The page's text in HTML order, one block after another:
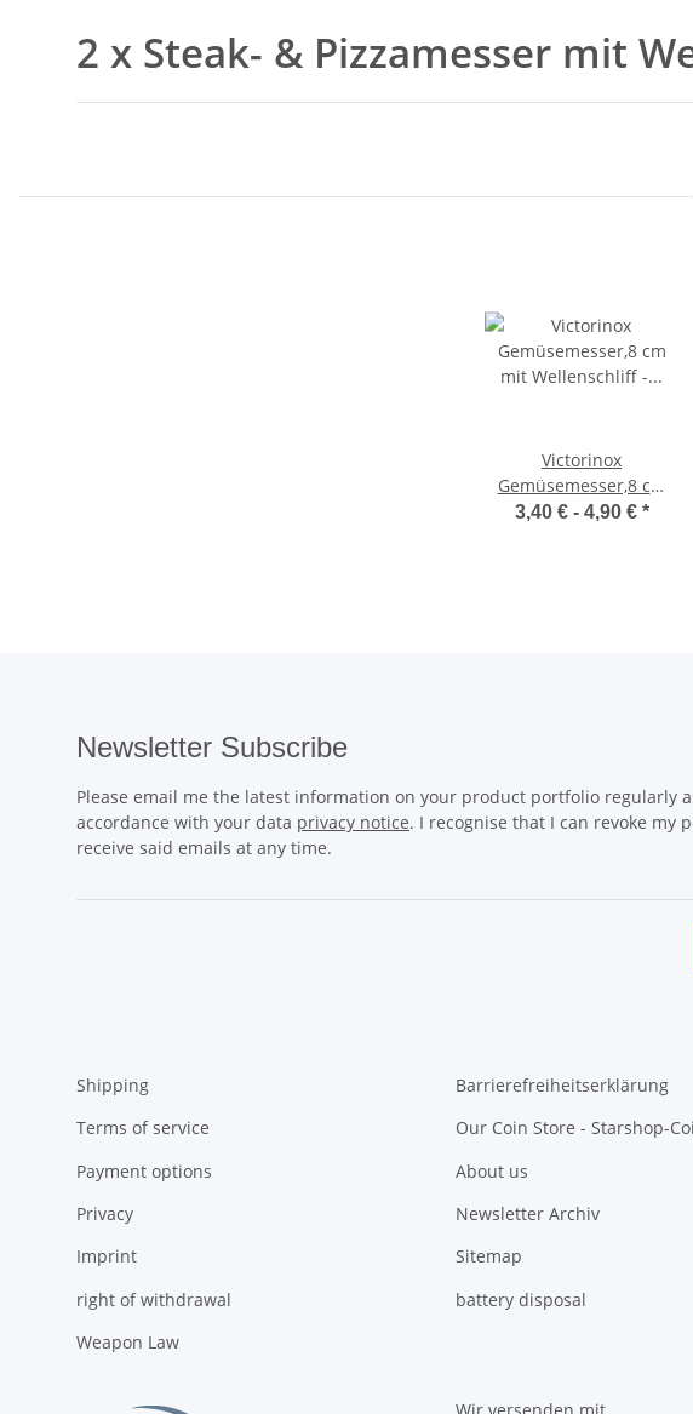
2 x Steak- & Pizzamesser mit
Victorinox
Gemüsemesser,8 cm
mit Wellenschliff -
3,40 € - 4,90 € *
Newsletter Subscribe
Please email me the latest information on your product portfolio regularly
accordance with your data privacy notice. I recognise that I can revoke my
receive said emails at any time.
Shipping
Terms of service
Payment options
Privacy
Imprint
right of withdrawal
Weapon Law
Barrierefreiheitserklärung
Our Coin Store - Starshop-
About us
Newsletter Archiv
Sitemap
battery disposal